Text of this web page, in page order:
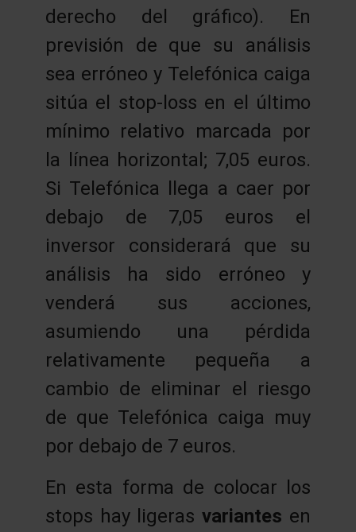
derecho del gráfico). En
previsión de que su análisis
sea erróneo y Telefónica caiga
sitúa el stop-loss en el último
mínimo relativo marcada por
la línea horizontal; 7,05 euros.
Si Telefónica llega a caer por
debajo de 7,05 euros el
inversor considerará que su
análisis ha sido erróneo y
venderá sus acciones,
asumiendo una pérdida
relativamente pequeña a
cambio de eliminar el riesgo
de que Telefónica caiga muy
por debajo de 7 euros.
En esta forma de colocar los
stops hay ligerasvariantes en